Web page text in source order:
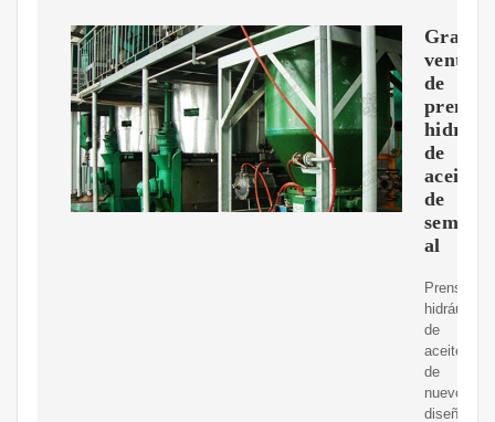
Gran
venta
de
prensa
de
aceite
de
semillas
al
Prensa
hidráulica
de
aceite
de
nuevo
diseño,